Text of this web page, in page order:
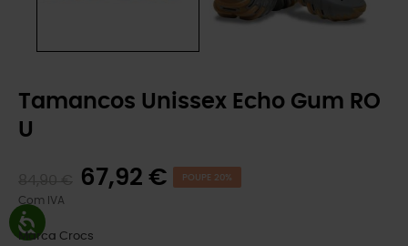
Tamancos Unissex Echo Gum RO
U
67,92 € POUPE 20%
Com IVA
Marca Crocs